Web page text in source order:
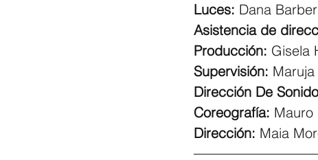
Luces: Dana Barber
Asistencia de
Producción: Gisela
Supervisión:
Dirección De
Coreografía: Mauro
Dirección: Maia